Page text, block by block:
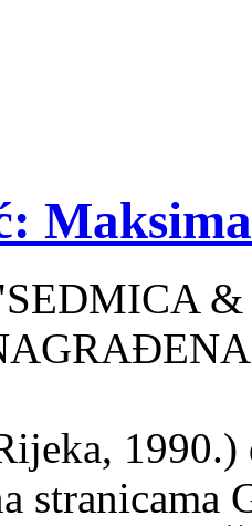
1990.)
stranicama